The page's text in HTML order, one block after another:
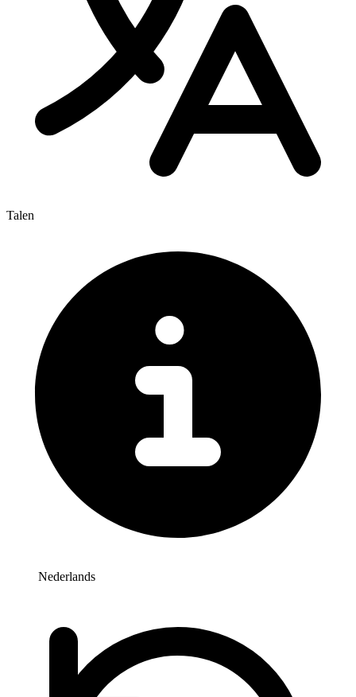
Talen
Nederlands